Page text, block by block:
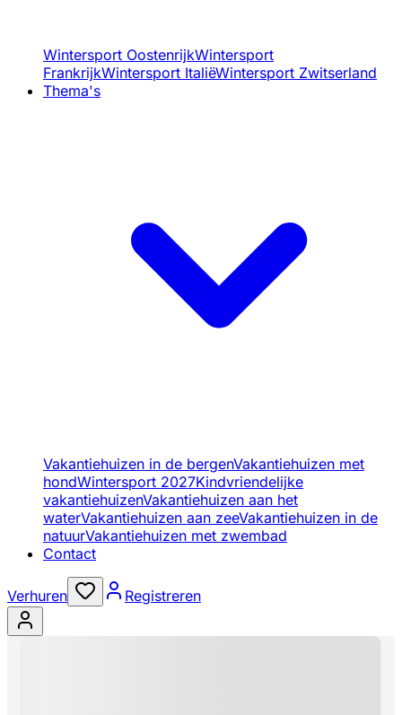
Wintersport OostenrijkWintersport
FrankrijkWintersport ItaliëWintersport Zwitserland
Thema's
Vakantiehuizen in de bergenVakantiehuizen met
hondWintersport 2027Kindvriendelijke
vakantiehuizenVakantiehuizen aan het
waterVakantiehuizen aan zeeVakantiehuizen in de
natuurVakantiehuizen met zwembad
Contact
Verhuren Registreren